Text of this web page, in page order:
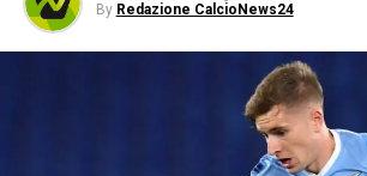
By Redazione CalcioNews24